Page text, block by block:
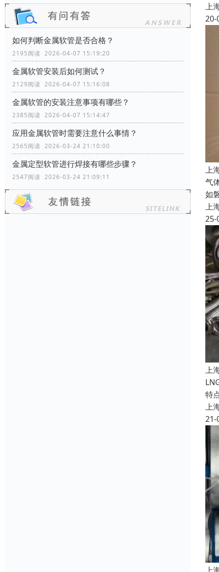
如何判断金属软管是否合格？
2195阅读 2026-04-07 15:19:20
金属软管安装后如何测试？
2129阅读 2026-04-07 15:16:08
金属软管的安装注意事项有哪些？
2385阅读 2026-04-07 15:14:47
应用金属软管时需要注意什么事情？
2565阅读 2026-03-24 21:10:00
金属定型软管进行焊接有哪些步骤？
2547阅读 2026-03-24 21:09:11
上
20-
上
气
如
上
25-
上
特
上
21-